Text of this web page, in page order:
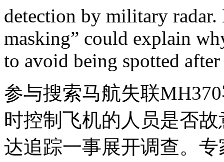
detection by military radar.
masking” could explain
to avoid being spotted
参与搜索马航失联
时控制飞机的人员是否
达追踪一事展开调查。